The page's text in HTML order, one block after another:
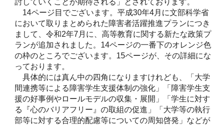
14ページ目でございます。平成30年4月に文部科学省
において取りまとめられた障害者活躍推進プランにつき
まして、令和2年7月に、高等教育に関する新たな政策プ
ランが追加されました。14ページの一番下のオレンジ色
の枠のところでございます。15ページが、その詳細にな
っております。
具体的には真ん中の四角になりますけれども、「大学
間連携等による障害学生支援体制の強化」「障害学生支
援の好事例やロールモデルの収集・展開」「学生に対す
る『心のバリアフリー』の取組の促進」「大学等の執行
部等に対する合理的配慮等についての周知啓発」などが